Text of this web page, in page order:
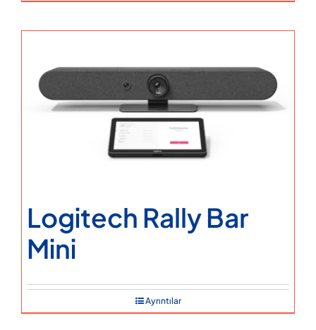
Logitech Rally Bar
Mini
Ayrıntılar